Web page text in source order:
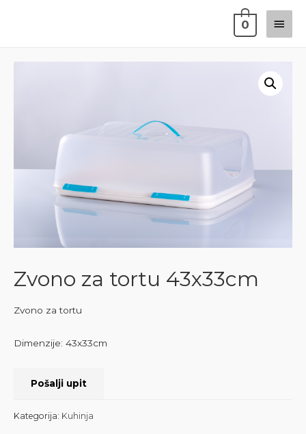
0
Zvono za tortu 43x33cm
Zvono za tortu
Dimenzije: 43x33cm
Pošalji upit
Kategorija: Kuhinja